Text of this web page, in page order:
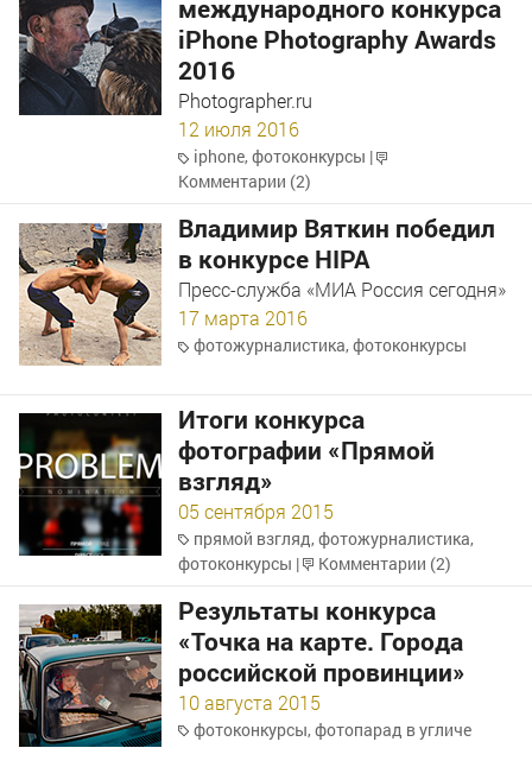
международного конкурса
iPhone Photography Awards
2016
Photographer.ru
12 июля 2016
iphone,фотоконкурсы |
Комментарии (2)
Владимир Вяткин победил
в конкурсе HIPA
Пресс-служба «МИА Россия сегодня»
17 марта 2016
фотожурналистика,фотоконкурсы
Итоги конкурса
фотографии «Прямой
взгляд»
05 сентября 2015
прямой взгляд,фотожурналистика,
фотоконкурсы | Комментарии (2)
Результаты конкурса
«Точка на карте. Города
российской провинции»
10 августа 2015
фотоконкурсы,фотопарад в угличе